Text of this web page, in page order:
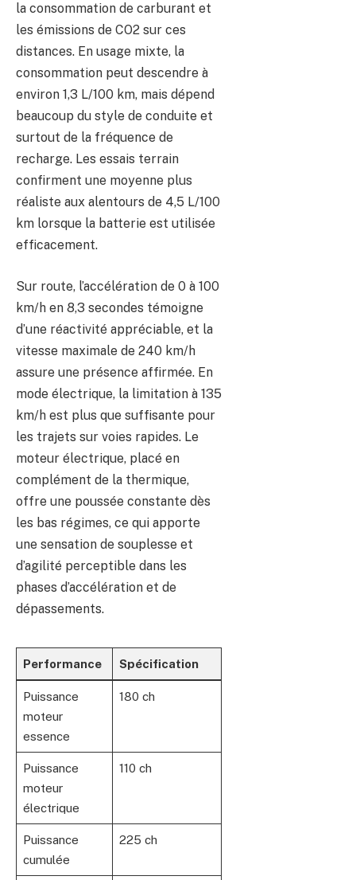
la consommation de carburant et
les émissions de CO2 sur ces
distances. En usage mixte, la
consommation peut descendre à
environ 1,3 L/100 km, mais dépend
beaucoup du style de conduite et
surtout de la fréquence de
recharge. Les essais terrain
confirment une moyenne plus
réaliste aux alentours de 4,5 L/100
km lorsque la batterie est utilisée
efficacement.
Sur route, l’accélération de 0 à 100
km/h en 8,3 secondes témoigne
d’une réactivité appréciable, et la
vitesse maximale de 240 km/h
assure une présence affirmée. En
mode électrique, la limitation à 135
km/h est plus que suffisante pour
les trajets sur voies rapides. Le
moteur électrique, placé en
complément de la thermique,
offre une poussée constante dès
les bas régimes, ce qui apporte
une sensation de souplesse et
d’agilité perceptible dans les
phases d’accélération et de
dépassements.
Performance Spécification
Puissance
moteur
essence
180 ch
Puissance
moteur
électrique
110 ch
Puissance
cumulée
225 ch